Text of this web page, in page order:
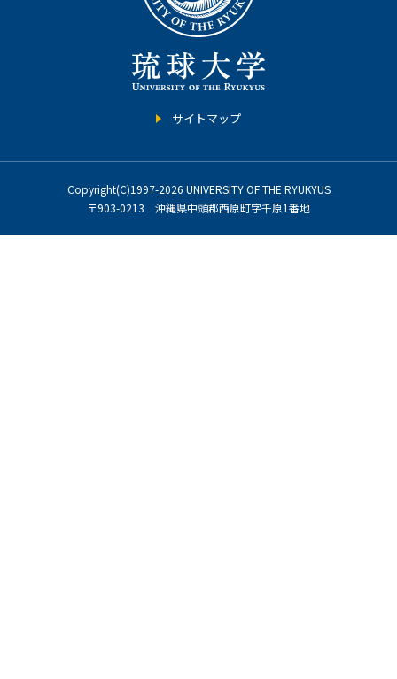
サイトマップ
Copyright(C)1997-2026 UNIVERSITY OF THE RYUKYUS
〒903-0213 沖縄県中頭郡西原町字千原1番地